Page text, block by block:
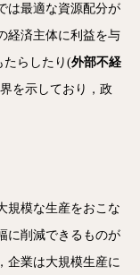
は最適な資源配分が
経済主体に利益を与
たらしたり(外部不経
を示しており，政
規模な生産をおこな
に削減できるものが
企業は大規模生産に